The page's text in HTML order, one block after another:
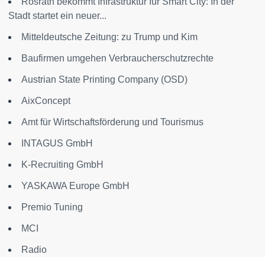
Stadt startet ein neuer...
Mitteldeutsche Zeitung: zu Trump und Kim
Baufirmen umgehen Verbraucherschutzrechte
Austrian State Printing Company (OSD)
AixConcept
Amt für Wirtschaftsförderung und Tourismus
INTAGUS GmbH
K-Recruiting GmbH
YASKAWA Europe GmbH
Premio Tuning
MCI
Radio